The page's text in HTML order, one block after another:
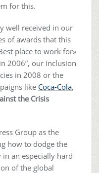
for this.
well received in our
of awards that this
place to work for»
2006”, our inclusion
in 2008 or the
like Coca-Cola,
the Crisis
Group as the
how to dodge the
an especially hard
of the global